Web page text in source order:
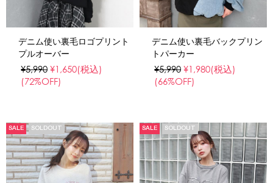
デニム使い裏毛ロゴプリント
プルオーバー
¥5,990 ¥1,650(税込)
(72%OFF)
デニム使い裏毛バックプリン
トパーカー
¥5,990 ¥1,980(税込)
(66%OFF)
SALE SOLDOUT SALE SOLDOUT